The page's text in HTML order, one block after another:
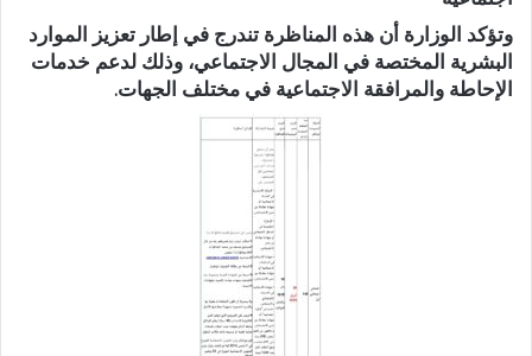
وتؤكد الوزارة أن هذه المناظرة تندرج في إطار تعزيز الموارد
البشرية المختصة في المجال الاجتماعي، وذلك لدعم خدمات
الإحاطة والمرافقة الاجتماعية في مختلف الجهات.